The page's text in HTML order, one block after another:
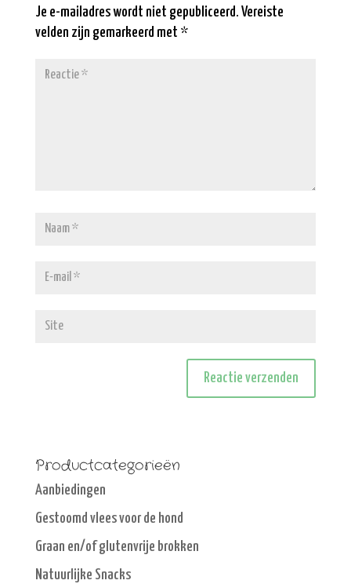
Je e-mailadres wordt niet gepubliceerd. Vereiste
velden zijn gemarkeerd met *
Productcategorieën
Aanbiedingen
Gestoomd vlees voor de hond
Graan en/of glutenvrije brokken
Natuurlijke Snacks